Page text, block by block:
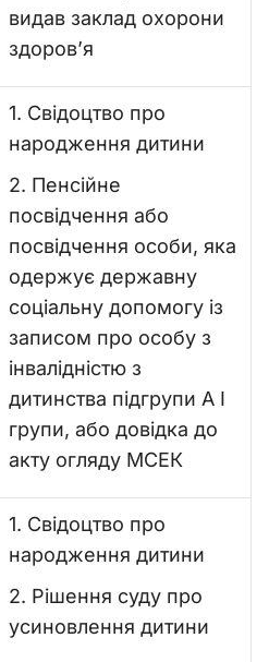
видав заклад охорони
здоров’я
1. Свідоцтво про
народження дитини
2. Пенсійне
посвідчення або
посвідчення особи, яка
одержує державну
соціальну допомогу із
записом про особу з
інвалідністю з
дитинства підгрупи А І
групи, або довідка до
акту огляду МСЕК
1. Свідоцтво про
народження дитини
2. Рішення суду про
усиновлення дитини